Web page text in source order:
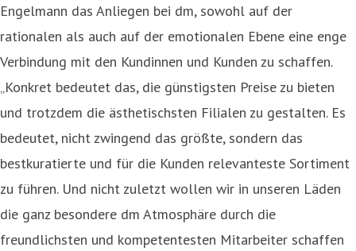
Engelmann das Anliegen bei dm, sowohl auf der
rationalen als auch auf der emotionalen Ebene eine enge
Verbindung mit den Kundinnen und Kunden zu schaffen.
„Konkret bedeutet das, die günstigsten Preise zu bieten
und trotzdem die ästhetischsten Filialen zu gestalten. Es
bedeutet, nicht zwingend das größte, sondern das
bestkuratierte und für die Kunden relevanteste Sortiment
zu führen. Und nicht zuletzt wollen wir in unseren Läden
die ganz besondere dm Atmosphäre durch die
freundlichsten und kompetentesten Mitarbeiter schaffen